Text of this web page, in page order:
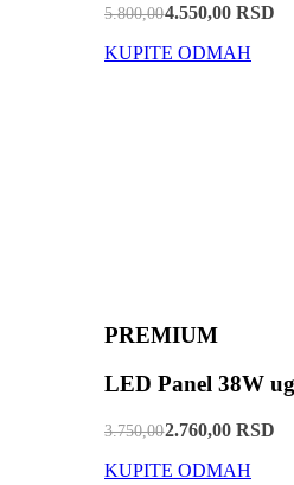
5.800,004.550,00 RSD
KUPITE ODMAH
PREMIUM
LED Panel 38W
3.750,002.760,00 RSD
KUPITE ODMAH